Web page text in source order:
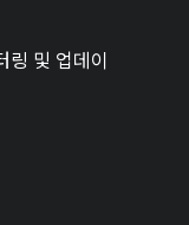
링 및 업데이